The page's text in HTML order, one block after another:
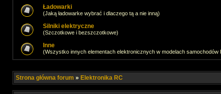
Ładowarki
(Jaką ładowarke wybrać i dlaczego tą a nie inną)
Silniki elektryczne
(Szczotkowe i bezszczotkowe)
Inne
(Wszystko innych elementach elektronicznych w modelach samochodów
Strona główna forum » Elektronika RC